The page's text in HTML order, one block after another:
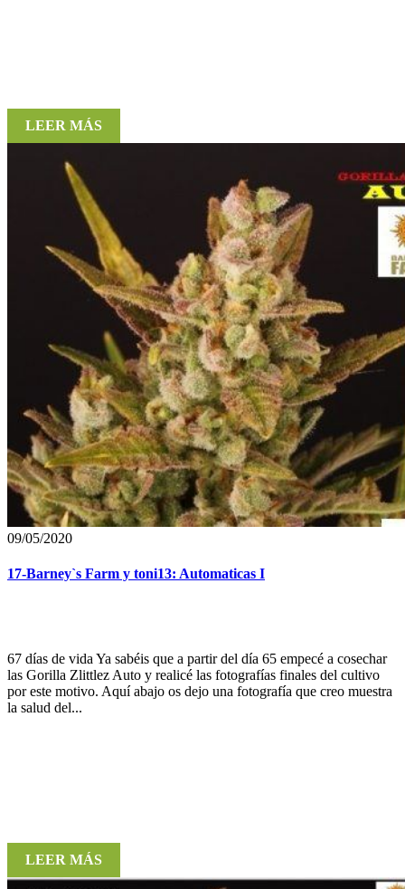
LEER MÁS
09/05/2020
17-Barney`s Farm y toni13: Automaticas I
67 días de vida Ya sabéis que a partir del día 65 empecé a cosechar
las Gorilla Zlittlez Auto y realicé las fotografías finales del cultivo
por este motivo. Aquí abajo os dejo una fotografía que creo muestra
la salud del...
LEER MÁS